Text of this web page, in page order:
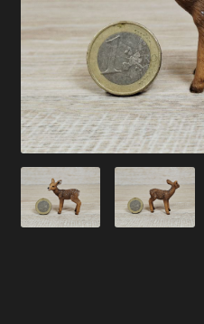
Versandarten
Kontakt
AGB
Widerrufsbelehrung
Datenschutzerklärung